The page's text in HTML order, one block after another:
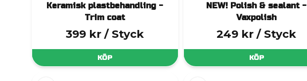
Keramisk plastbehandling -
Trim coat
399 kr / Styck
KÖP
NEW! Polish & sealant -
Vaxpolish
249 kr / Styck
KÖP